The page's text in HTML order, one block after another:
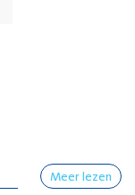
Meer lezen